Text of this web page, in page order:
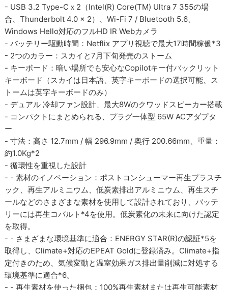
- USB 3.2 Type-Cｘ2（Intel(R) Core(TM) Ultra 7 355の場
合、Thunderbolt 4.0 x 2）、Wi-Fi 7 / Bluetooth 5.6、
Windows Hello対応のフルHD IR Webカメラ
- バッテリー駆動時間：Netflix アプリ視聴で最大17時間稼働*3
- 2つのカラー：スカイと7月下旬発売のストーム
- キーボード：暗い場所でも安心なCopilotキー付バックリット
キーボード（スカイは日本語、英字キーボードの選択可能、ス
トームは英字キーボードのみ）
- デュアル 冷却ファン設計、最大8Wのクワッドスピーカー搭載
- コンパクトにまとめられる、プラグ一体型 65W ACアダプタ
ー
- 寸法：高さ 12.7mm / 幅 296.9mm / 奥行 200.66mm、重量：
約1.0Kg*2
- 循環性を重視した設計
- - 素材のイノベーション：ポストコンシューマー再生プラスチ
ック、再生アルミニウム、低炭素排出アルミニウム、再生スチ
ールなどのさまざまな素材を使用して設計されており、バッテ
リーには再生コバルト*4を使用。低炭素化の未来に向けた認定
を取得。
- - さまざまな環境基準に適合：ENERGY STAR(R)の認証*5を
取得し、Climate+対応のEPEAT Goldに登録済み。Climate+指
定付きのため、気候変動と温室効果ガス排出量削減に対処する
環境基準に適合*6。
- - 再生素材を使った梱包：100%再生素材または再生可能素材